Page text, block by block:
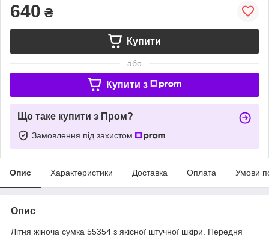
640 ₴
Купити
або
Купити з
Що таке купити з Пром?
Замовлення під захистом
Опис Характеристики Доставка Оплата Умови
Опис
Літня жіноча сумка 55354 з якісної штучної шкіри. Передня